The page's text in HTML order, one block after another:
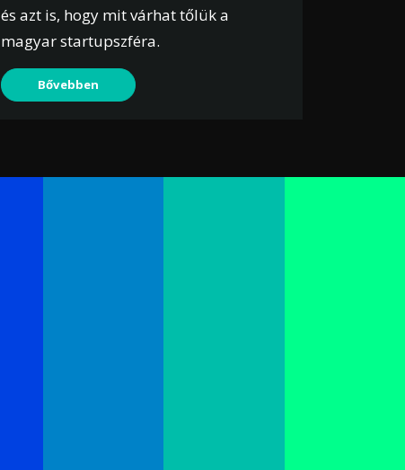
és azt is, hogy mit várhat tőlük a
magyar startupszféra.
Bővebben